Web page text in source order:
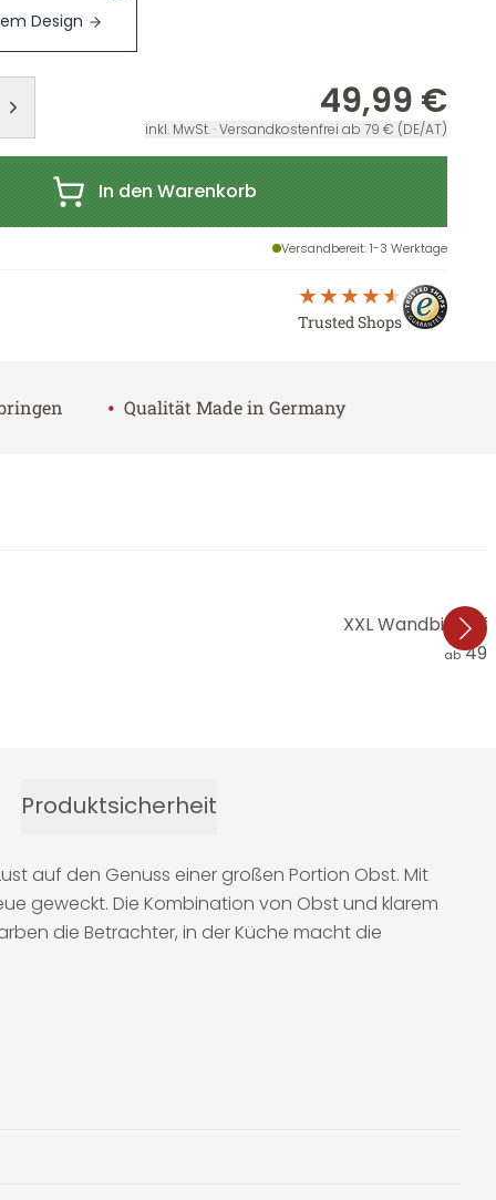
Design
49,99 €
inkl. MwSt. · Versandkostenfrei ab 79 € (DE/AT)
In den Warenkorb
Versandbereit: 1-3 Werktage
Trusted Shops
• Qualität Made in Germany
XXL Wandbild
ab
Produktsicherheit
auf den Genuss einer großen Portion Obst. Mit
geweckt. Die Kombination von Obst und klarem
die Betrachter, in der Küche macht die